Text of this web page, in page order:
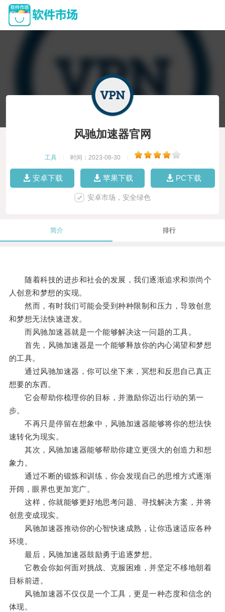
风驰加速器官网
工具 时间：2023-08-30
安卓下载 苹果下载 PC下载
安卓市场，安全绿色
简介 排行
随着科技的进步和社会的发展，我们逐渐追求和崇尚个
人创意和梦想的实现。
然而，有时我们可能会受到种种限制和压力，导致创意
和梦想无法快速迸发。
而风驰加速器就是一个能够解决这一问题的工具。
首先，风驰加速器是一个能够释放你的内心渴望和梦想
的工具。
通过风驰加速器，你可以坐下来，冥想和反思自己真正
想要的东西。
它会帮助你梳理你的目标，并激励你迈出行动的第一
步。
不再只是停留在想象中，风驰加速器能够将你的想法快
速转化为现实。
其次，风驰加速器能够帮助你建立更强大的创造力和想
象力。
通过不断的锻炼和训练，你会发现自己的思维方式逐渐
开阔，眼界也更加宽广。
这样，你就能够更好地思考问题、寻找解决方案，并将
创意变成现实。
风驰加速器推动你的心智快速成熟，让你迅速适应各种
环境。
最后，风驰加速器鼓励勇于追逐梦想。
它教会你如何面对挑战、克服困难，并坚定不移地朝着
目标前进。
风驰加速器不仅仅是一个工具，更是一种态度和信念的
体现。